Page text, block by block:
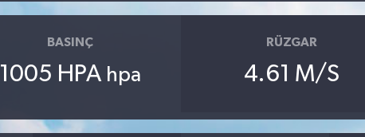
BASINÇ
1005 HPA hpa
RÜZGAR
4.61 M/S